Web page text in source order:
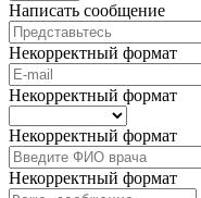
Написать сообщение
Некорректный формат
Некорректный формат
Некорректный формат
Некорректный формат